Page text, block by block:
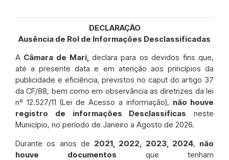
DECLARAÇÃO
Ausência de Rol de Informações Desclassificadas
A Câmara de Marí, declara para os devidos fins que,
até a presente data e em atenção aos princípios da
publicidade e eficiência, previstos no caput do artigo 37
da CF/88, bem como em observância as diretrizes da lei
nº 12.527/11 (Lei de Acesso a informação), não houve
registro de informações Desclassificas neste
Município, no período de Janeiro a Agosto de 2026.
Durante os anos de 2021, 2022, 2023, 2024, não
houve
documentos que tenham